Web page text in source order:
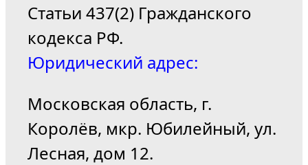
Статьи 437(2) Гражданского
кодекса РФ.
Юридический адрес:
Московская область, г.
Королёв, мкр. Юбилейный, ул.
Лесная, дом 12.